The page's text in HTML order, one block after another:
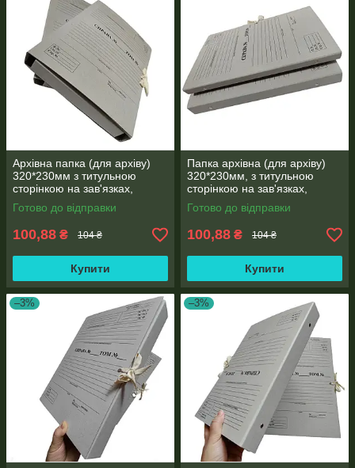
Архівна папка (для архіву)
320*230мм з титульною
сторінкою на зав'язках,
корінець 40 мм
Готово до відправки
100,88 ₴ 104 ₴
Купити
Папка архівна (для архіву)
320*230мм, з титульною
сторінкою на зав'язках,
висота корінця 40 мм
Готово до відправки
100,88 ₴ 104 ₴
Купити
–3% –3%